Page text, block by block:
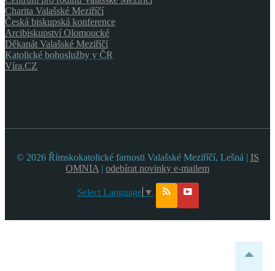
Charita Valašské Meziříčí
Česká biskupská konference
Arcibiskupství Olomoucké
Děkanát Valašské Meziříčí
Katolické bohoslužby v ČR
Víra.CZ
© 2026 Římskokatolické farnosti Valašské Meziříčí, Lešná | IS
OMNIA | odebírat novinky e-mailem
Select Language ▼